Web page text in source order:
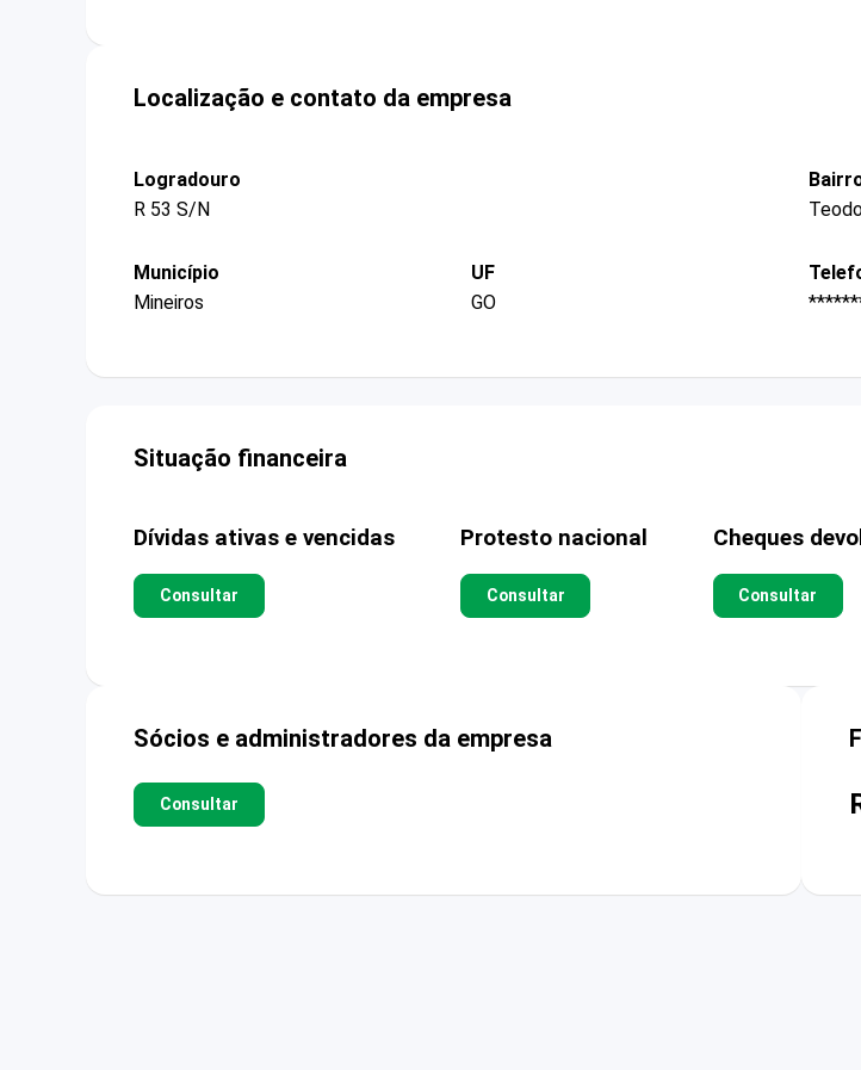
Localização e contato da empresa
Logradouro
R 53 S/N
Município
Mineiros
UF
GO
Situação financeira
Dívidas ativas e vencidas
Consultar
Protesto nacional
Consultar
Cheques
Consultar
Sócios e administradores da empresa
Consultar